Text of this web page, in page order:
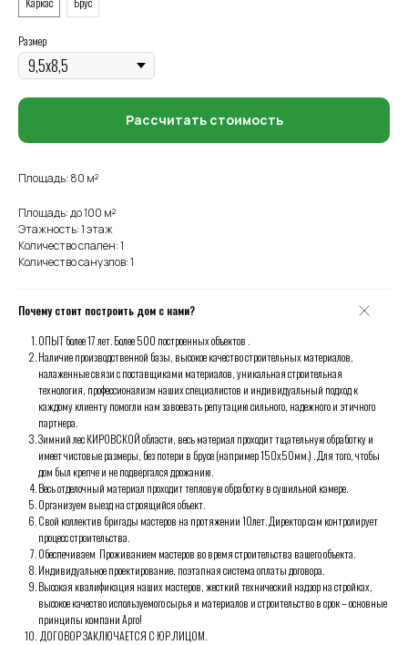
Размер
Рассчитать стоимость
Площадь: 80 м²
Площадь: до 100 м²
Этажность: 1 этаж
Количество спален: 1
Количество санузлов: 1
Почему стоит построить дом с нами?
ОПЫТ более 17 лет. Более 500 построенных объектов .
Наличие производственной базы, высокое качество строительных материалов,
налаженные связи с поставщиками материалов, уникальная строительная
технология, профессионализм наших специалистов и индивидуальный подход к
каждому клиенту помогли нам завоевать репутацию сильного, надежного и этичного
партнера.
Зимний лес КИРОВСКОЙ области, весь материал проходит тщательную обработку и
имеет чистовые размеры, без потери в брусе (например 150х50мм.) . Для того, чтобы
дом был крепче и не подвергался дрожанию.
Весь отделочный материал проходит тепловую обработку в сушильной камере.
Организуем выезд на строящийся объект.
Свой коллектив бригады мастеров на протяжении 10лет. Директор сам контролирует
процесс строительства.
Обеспечиваем Проживанием мастеров во время строительства вашего объекта.
Индивидуальное проектирование, поэтапная система оплаты договора.
Высокая квалификация наших мастеров, жесткий технический надзор на стройках,
высокое качество используемого сырья и материалов и строительство в срок – основные
принципы компани Арго!
ДОГОВОР ЗАКЛЮЧАЕТСЯ С ЮР.ЛИЦОМ.
Комплектации